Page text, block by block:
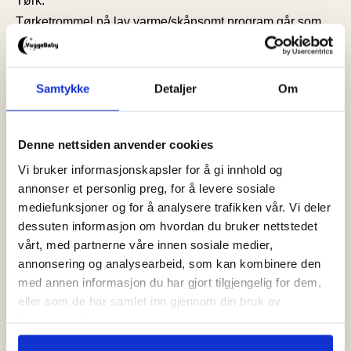
Samtykke Detaljer Om
Denne nettsiden anvender cookies
Vi bruker informasjonskapsler for å gi innhold og
annonser et personlig preg, for å levere sosiale
mediefunksjoner og for å analysere trafikken vår. Vi deler
dessuten informasjon om hvordan du bruker nettstedet
vårt, med partnerne våre innen sosiale medier,
annonsering og analysearbeid, som kan kombinere den
med annen informasjon du har gjort tilgjengelig for dem,
eller som de har samlet inn gjennom din bruk av
Tørketrommel på lav varme/skånsomt program går som
regel bra men vi har valgt
på
tørketrommel, men varmebehandling kan gjøre at printet
Dette sier våre kunder
5.0 4.5
27. juni 2026 10.